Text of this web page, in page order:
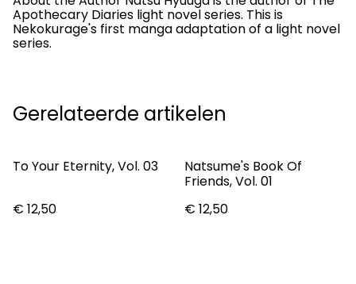
Apothecary Diaries light novel series. This is
Nekokurage's first manga adaptation of a light novel
series.
Gerelateerde artikelen
To Your Eternity, Vol. 03
€ 12,50
Natsume's Book Of
Friends, Vol. 01
€ 12,50